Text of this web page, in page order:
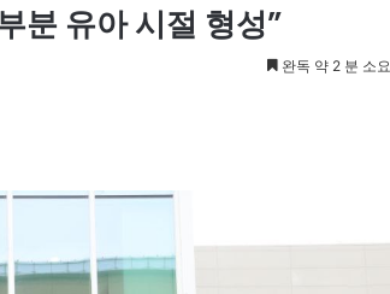
분 유아 시절 형성”
완독 약 2 분 소요